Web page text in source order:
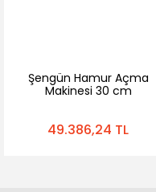
Şengün Hamur Açma
Makinesi 30 cm
49.386,24 TL